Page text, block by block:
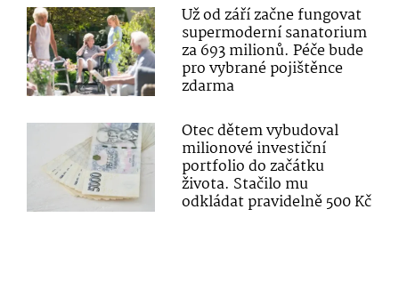
Už od září začne fungovat
supermoderní sanatorium
za 693 milionů. Péče bude
pro vybrané pojištěnce
zdarma
Otec dětem vybudoval
milionové investiční
portfolio do začátku
života. Stačilo mu
odkládat pravidelně 500 Kč